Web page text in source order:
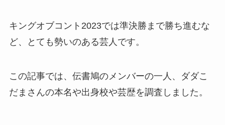
キングオブコント2023では準決勝まで勝ち進むな
ど、とても勢いのある芸人です。
この記事では、伝書鳩のメンバーの一人、ダダこ
だまさんの本名や出身校や芸歴を調査しました。